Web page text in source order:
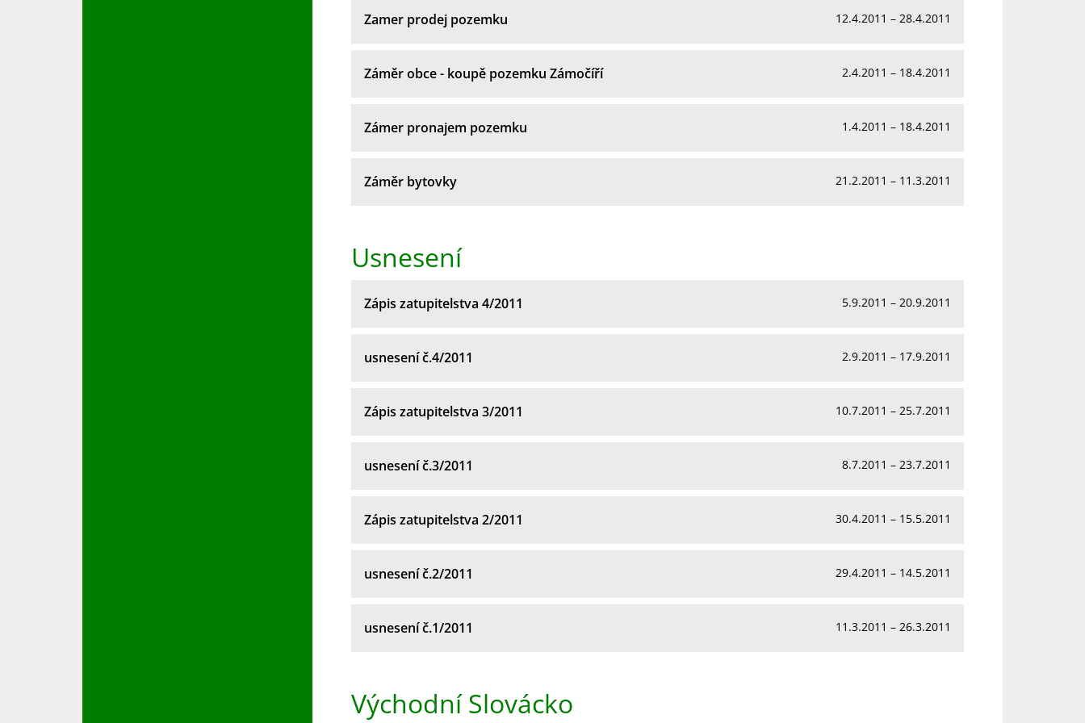
Zamer prodej pozemku 12.4.2011 – 28.4.2011
Záměr obce - koupě pozemku Zámočíří 2.4.2011 – 18.4.2011
Zámer pronajem pozemku 1.4.2011 – 18.4.2011
Záměr bytovky 21.2.2011 – 11.3.2011
Usnesení
Zápis zatupitelstva 4/2011 5.9.2011 – 20.9.2011
usnesení č.4/2011 2.9.2011 – 17.9.2011
Zápis zatupitelstva 3/2011 10.7.2011 – 25.7.2011
usnesení č.3/2011 8.7.2011 – 23.7.2011
Zápis zatupitelstva 2/2011 30.4.2011 – 15.5.2011
usnesení č.2/2011 29.4.2011 – 14.5.2011
usnesení č.1/2011 11.3.2011 – 26.3.2011
Východní Slovácko